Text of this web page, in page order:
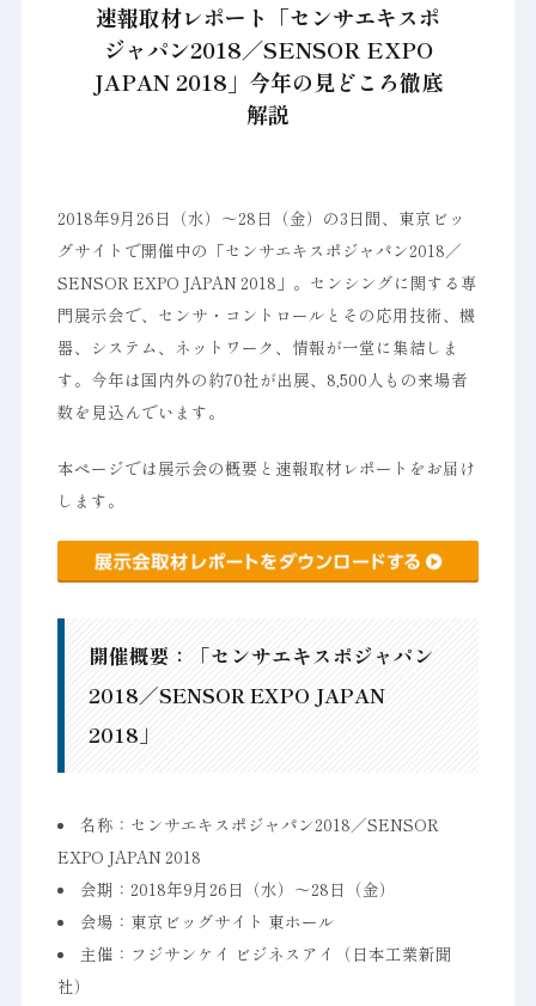
速報取材レポート「センサエキスポ
ジャパン2018／SENSOR EXPO
JAPAN 2018」今年の見どころ徹底
解説
2018年9月26日（水）～28日（金）の3日間、東京ビッ
グサイトで開催中の「センサエキスポジャパン2018／
SENSOR EXPO JAPAN 2018」。センシングに関する専
門展示会で、センサ・コントロールとその応用技術、機
器、システム、ネットワーク、情報が一堂に集結しま
す。今年は国内外の約70社が出展、8,500人もの来場者
数を見込んでいます。
本ページでは展示会の概要と速報取材レポートをお届け
します。
開催概要：「センサエキスポジャパン
2018／SENSOR EXPO JAPAN
2018」
名称：センサエキスポジャパン2018／SENSOR
EXPO JAPAN 2018
会期：2018年9月26日（水）～28日（金）
会場：東京ビッグサイト 東ホール
主催：フジサンケイ ビジネスアイ（日本工業新聞
社）